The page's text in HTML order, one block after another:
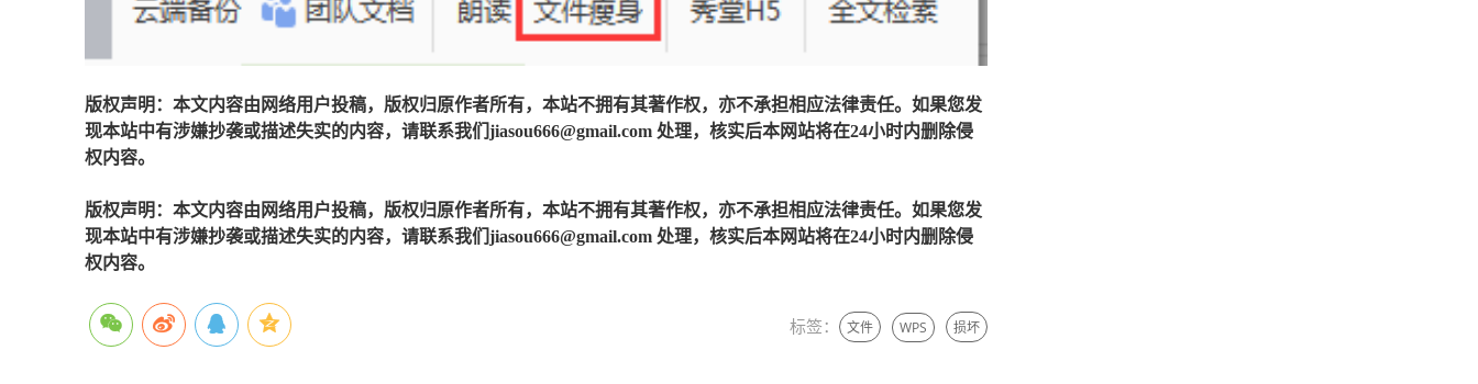
版权声明：本文内容由网络用户投稿，版权归原作者所有，本站不拥有其著作权，亦不承担相应法律责任。如果您发
现本站中有涉嫌抄袭或描述失实的内容，请联系我们jiasou666@gmail.com 处理，核实后本网站将在24小时内删除侵
权内容。
版权声明：本文内容由网络用户投稿，版权归原作者所有，本站不拥有其著作权，亦不承担相应法律责任。如果您发
现本站中有涉嫌抄袭或描述失实的内容，请联系我们jiasou666@gmail.com 处理，核实后本网站将在24小时内删除侵
权内容。
标签： 文件 WPS 损坏